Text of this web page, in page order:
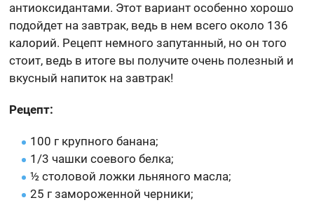
антиоксидантами. Этот вариант особенно хорошо
подойдет на завтрак, ведь в нем всего около 136
калорий. Рецепт немного запутанный, но он того
стоит, ведь в итоге вы получите очень полезный и
вкусный напиток на завтрак!
Рецепт:
100 г крупного банана;
1/3 чашки соевого белка;
½ столовой ложки льняного масла;
25 г замороженной черники;